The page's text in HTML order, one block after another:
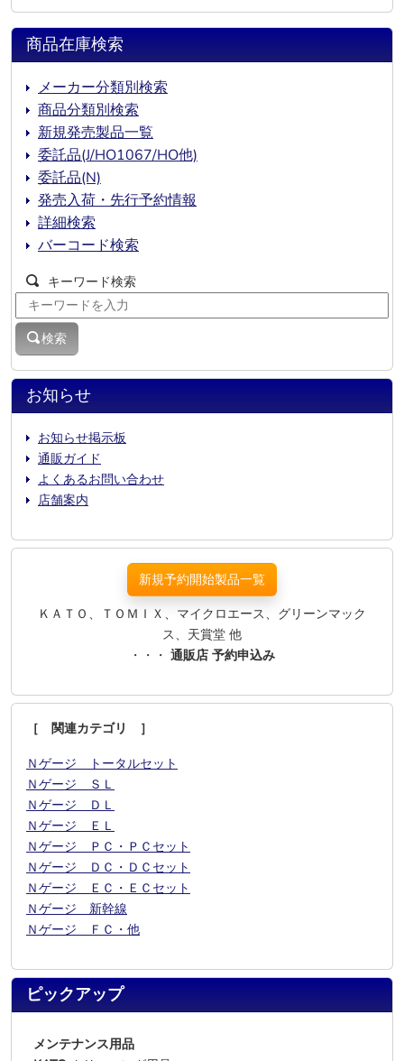
お知らせ
お知らせ掲示板
通販ガイド
よくあるお問い合わせ
店舗案内
商品在庫検索
メーカー分類別検索
商品分類別検索
新規発売製品一覧
委託品(J/HO1067/HO他)
委託品(N)
発売入荷・先行予約情報
詳細検索
バーコード検索
キーワード検索
検索
新規予約開始製品一覧
ＫＡＴＯ、ＴＯＭＩＸ、マイクロエース、グリーンマック
ス、天賞堂 他
・・・ 通販店 予約申込み
［ 関連カテゴリ ］
Ｎゲージ トータルセット
Ｎゲージ ＳＬ
Ｎゲージ ＤＬ
Ｎゲージ ＥＬ
Ｎゲージ ＰＣ・ＰＣセット
Ｎゲージ ＤＣ・ＤＣセット
Ｎゲージ ＥＣ・ＥＣセット
Ｎゲージ 新幹線
Ｎゲージ ＦＣ・他
ピックアップ
メンテナンス用品